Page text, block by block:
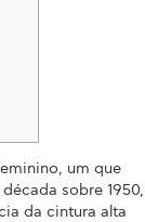
um que
sobre 1950,
da cintura alta